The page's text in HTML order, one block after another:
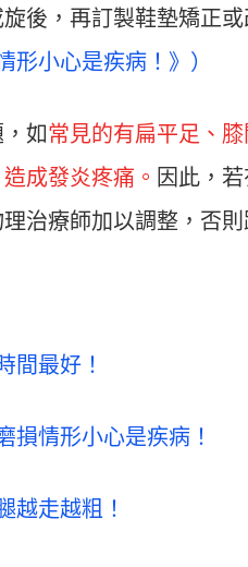
後，再訂製鞋墊矯正
形小心是疾病！》）
如常見的有扁平足、
成發炎疼痛。 因此，
治療師加以調整，否則
間最好！
損情形小心是疾病！
越走越粗！